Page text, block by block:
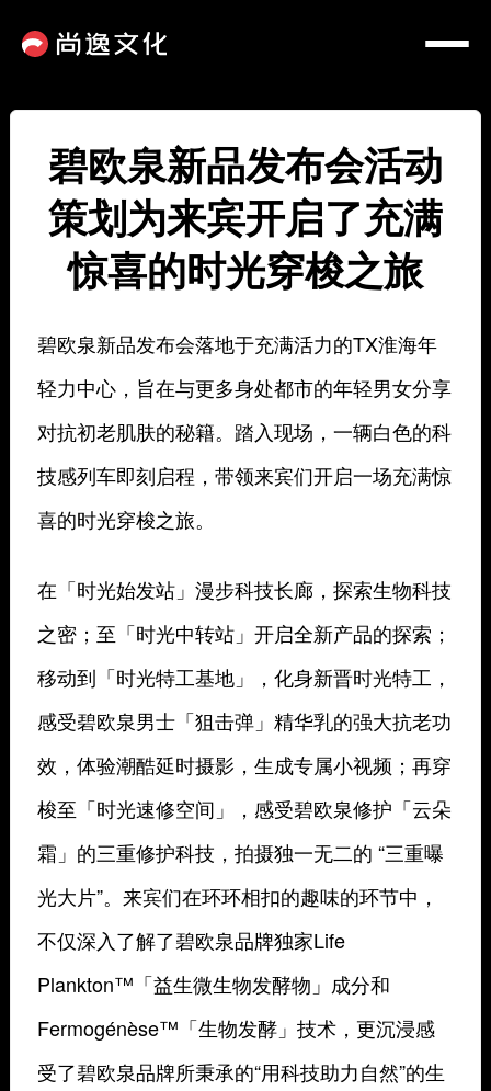
碧欧泉新品发布会活动
策划为来宾开启了充满
惊喜的时光穿梭之旅
碧欧泉新品发布会落地于充满活力的TX淮海年
轻力中心，旨在与更多身处都市的年轻男女分享
对抗初老肌肤的秘籍。踏入现场，一辆白色的科
技感列车即刻启程，带领来宾们开启一场充满惊
喜的时光穿梭之旅。
在「时光始发站」漫步科技长廊，探索生物科技
之密；至「时光中转站」开启全新产品的探索；
移动到「时光特工基地」，化身新晋时光特工，
感受碧欧泉男士「狙击弹」精华乳的强大抗老功
效，体验潮酷延时摄影，生成专属小视频；再穿
梭至「时光速修空间」，感受碧欧泉修护「云朵
霜」的三重修护科技，拍摄独一无二的 “三重曝
光大片”。来宾们在环环相扣的趣味的环节中，
不仅深入了解了碧欧泉品牌独家Life
Plankton™「益生微生物发酵物」成分和
Fermogénèse™「生物发酵」技术，更沉浸感
受了碧欧泉品牌所秉承的“用科技助力自然”的生